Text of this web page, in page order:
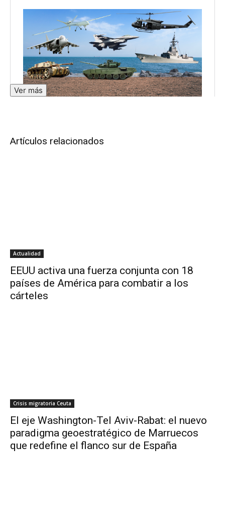
Ver más
Artículos relacionados
Actualidad
EEUU activa una fuerza conjunta con 18
países de América para combatir a los
cárteles
Crisis migratoria Ceuta
El eje Washington-Tel Aviv-Rabat: el nuevo
paradigma geoestratégico de Marruecos
que redefine el flanco sur de España